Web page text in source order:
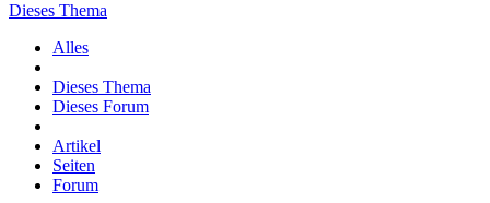
Dieses Thema
Alles
Dieses Thema
Dieses Forum
Artikel
Seiten
Forum